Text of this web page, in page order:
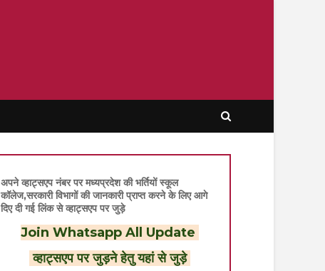
अपने व्हाट्सएप नंबर पर मध्यप्रदेश की भर्तियों स्कूल
कॉलेज,सरकारी विभागों की जानकारी प्राप्त करने के लिए आगे
दिए दी गई लिंक से व्हाट्सएप पर जुड़े
Join Whatsapp All Update
व्हाट्सएप पर जुड़ने हेतु यहां से जुड़े